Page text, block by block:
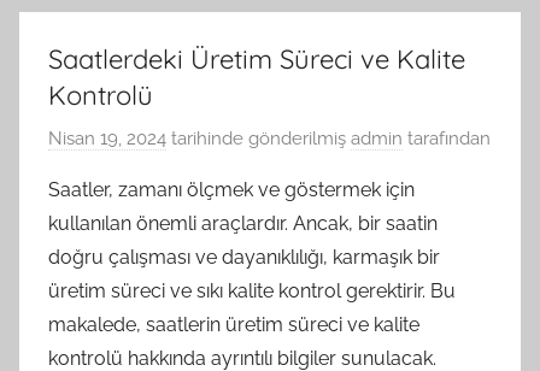
Saatlerdeki Üretim Süreci ve Kalite
Kontrolü
Nisan 19, 2024 tarihinde gönderilmiş admin tarafından
Saatler, zamanı ölçmek ve göstermek için
kullanılan önemli araçlardır. Ancak, bir saatin
doğru çalışması ve dayanıklılığı, karmaşık bir
üretim süreci ve sıkı kalite kontrol gerektirir. Bu
makalede, saatlerin üretim süreci ve kalite
kontrolü hakkında ayrıntılı bilgiler sunulacak.